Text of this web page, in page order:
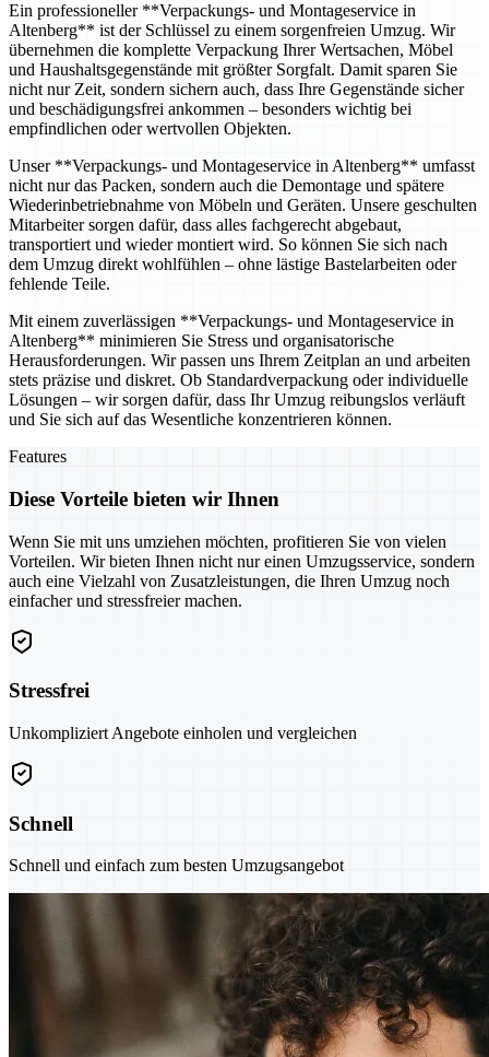
Ein professioneller **Verpackungs- und Montageservice in
Altenberg** ist der Schlüssel zu einem sorgenfreien Umzug. Wir
übernehmen die komplette Verpackung Ihrer Wertsachen, Möbel
und Haushaltsgegenstände mit größter Sorgfalt. Damit sparen Sie
nicht nur Zeit, sondern sichern auch, dass Ihre Gegenstände sicher
und beschädigungsfrei ankommen – besonders wichtig bei
empfindlichen oder wertvollen Objekten.
Unser **Verpackungs- und Montageservice in Altenberg** umfasst
nicht nur das Packen, sondern auch die Demontage und spätere
Wiederinbetriebnahme von Möbeln und Geräten. Unsere geschulten
Mitarbeiter sorgen dafür, dass alles fachgerecht abgebaut,
transportiert und wieder montiert wird. So können Sie sich nach
dem Umzug direkt wohlfühlen – ohne lästige Bastelarbeiten oder
fehlende Teile.
Mit einem zuverlässigen **Verpackungs- und Montageservice in
Altenberg** minimieren Sie Stress und organisatorische
Herausforderungen. Wir passen uns Ihrem Zeitplan an und arbeiten
stets präzise und diskret. Ob Standardverpackung oder individuelle
Lösungen – wir sorgen dafür, dass Ihr Umzug reibungslos verläuft
und Sie sich auf das Wesentliche konzentrieren können.
Features
Diese Vorteile bieten wir Ihnen
Wenn Sie mit uns umziehen möchten, profitieren Sie von vielen
Vorteilen. Wir bieten Ihnen nicht nur einen Umzugsservice, sondern
auch eine Vielzahl von Zusatzleistungen, die Ihren Umzug noch
einfacher und stressfreier machen.
Stressfrei
Unkompliziert Angebote einholen und vergleichen
Schnell
Schnell und einfach zum besten Umzugsangebot